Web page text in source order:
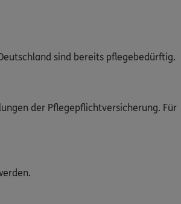
sind bereits pflegebedürftig.
der Pflegepflichtversicherung. Für